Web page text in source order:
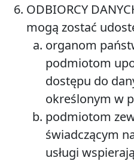
ODBIORCY
mogą zostać
organom
podmiotom
dostępu do
określonym w
podmiotom
świadczącym
usługi